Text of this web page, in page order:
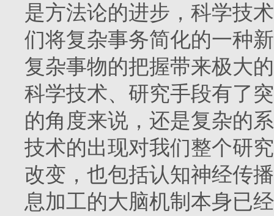
是方法论的进步，科学技
们将复杂事务简化的一种
复杂事物的把握带来极大
科学技术、研究手段有了
的角度来说，还是复杂的
技术的出现对我们整个研
改变，也包括认知神经传
息加工的大脑机制本身已